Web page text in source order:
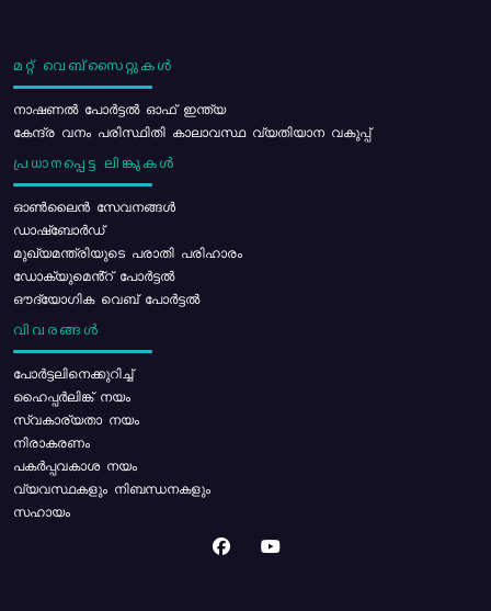
മറ്റ് വെബ്സൈറ്റുകൾ
നാഷണൽ പോർട്ടൽ ഓഫ് ഇന്ത്യ
കേന്ദ്ര വനം പരിസ്ഥിതി കാലാവസ്ഥ വ്യതിയാന വകുപ്പ്
പ്രധാനപ്പെട്ട ലിങ്കുകൾ
ഓൺലൈൻ സേവനങ്ങൾ
ഡാഷ്ബോർഡ്
മുഖ്യമന്ത്രിയുടെ പരാതി പരിഹാരം
ഡോക്യുമെൻ്റ് പോർട്ടൽ
ഔദ്യോഗിക വെബ് പോർട്ടൽ
വിവരങ്ങൾ
പോര്‍ട്ടലിനെക്കുറിച്ച്
ഹൈപ്പർലിങ്ക് നയം
സ്വകാര്യതാ നയം
നിരാകരണം
പകർപ്പവകാശ നയം
വ്യവസ്ഥകളും നിബന്ധനകളും
സഹായം